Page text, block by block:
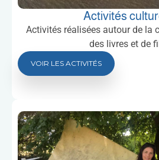
Activités
Activités réalisées autour de la
des livres et de
VOIR LES ACTIVITÉS